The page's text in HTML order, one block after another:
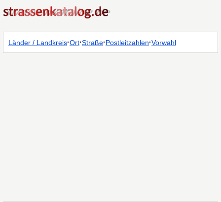
Länder / Landkreis·Ort·Straße·Postleitzahlen·Vorwahl